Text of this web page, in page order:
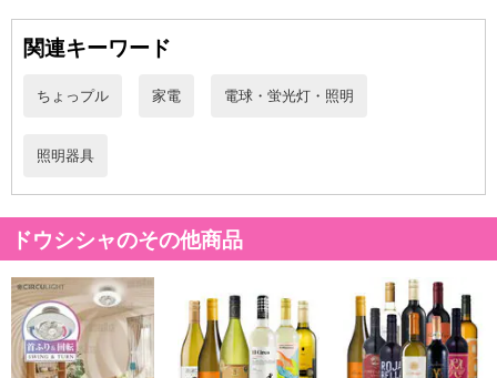
関連キーワード
ちょっプル 家電 電球・蛍光灯・照明
照明器具
ドウシシャのその他商品